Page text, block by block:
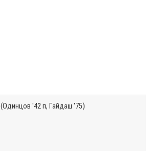
(Одинцов '42 п, Гайдаш '75)